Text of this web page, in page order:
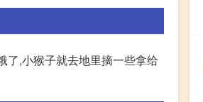
了,小猴子就去地里摘一些拿给